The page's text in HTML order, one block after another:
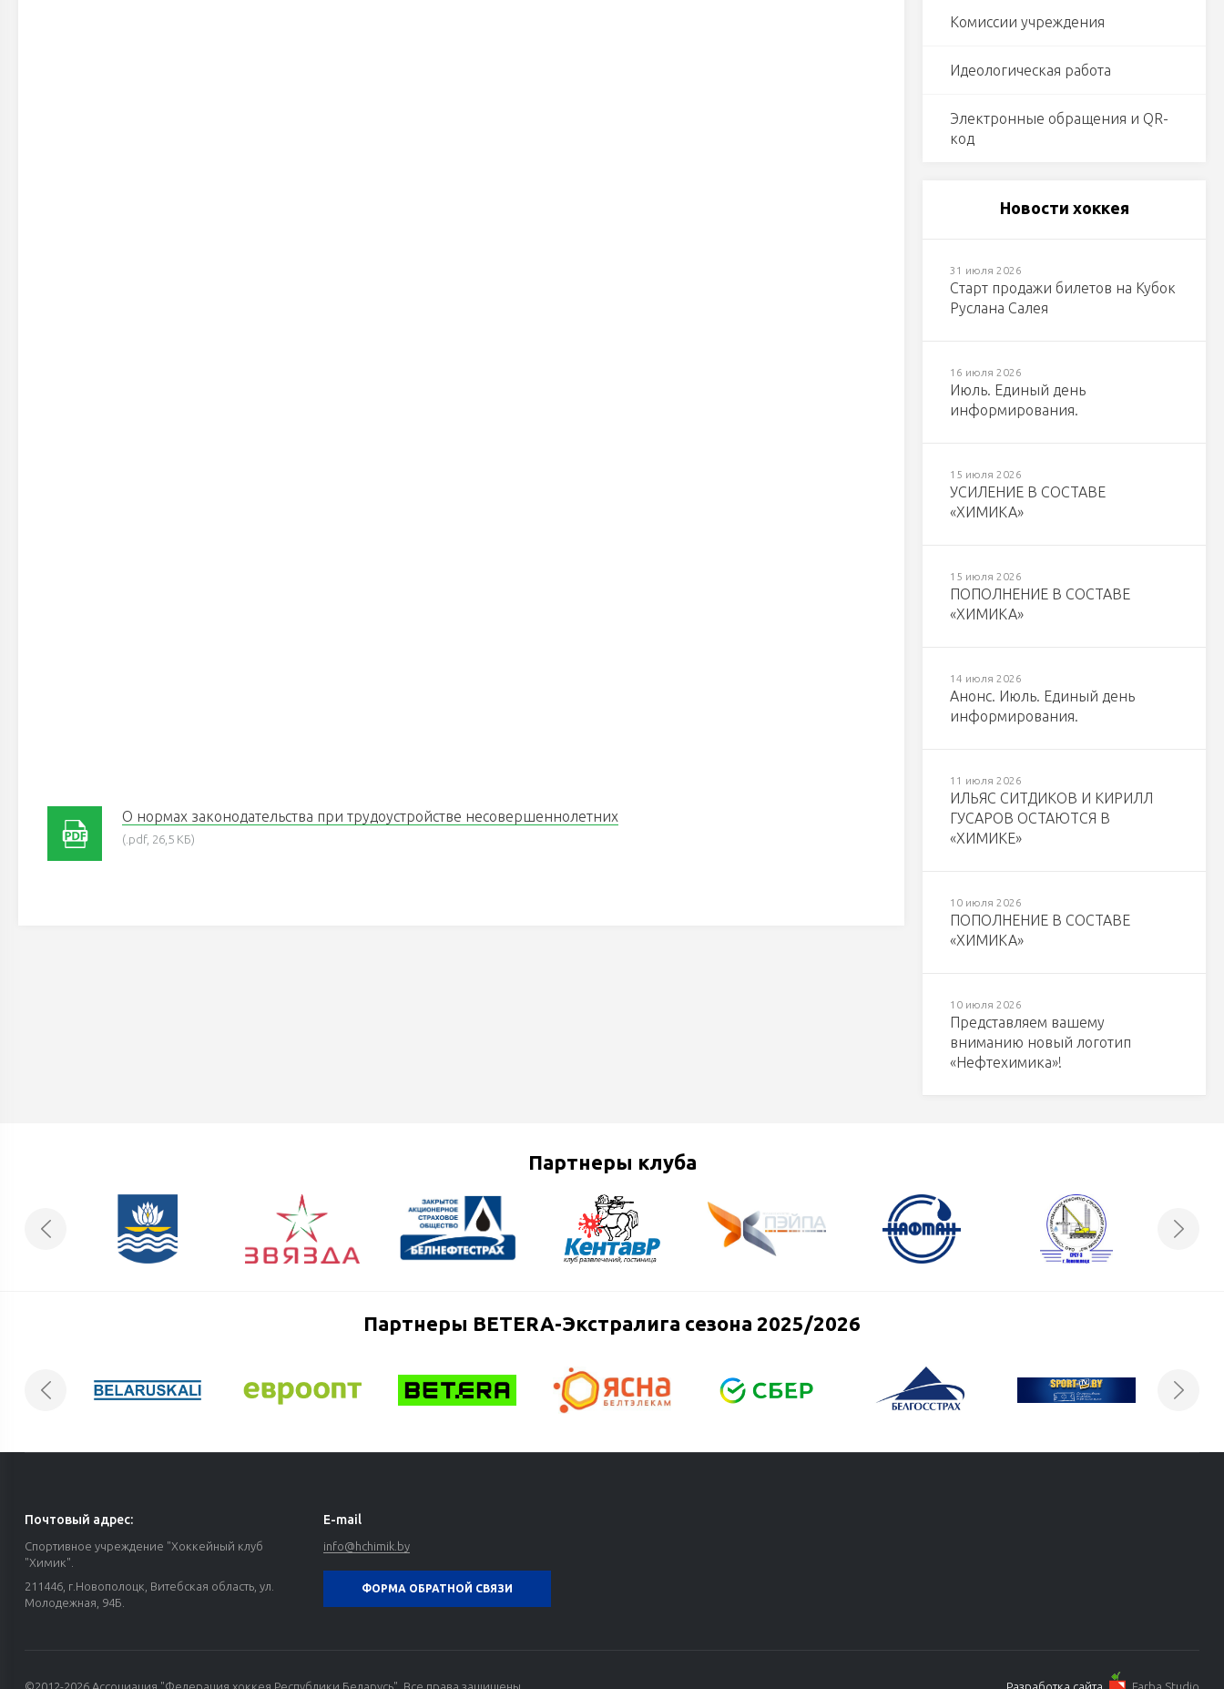
О нормах законодательства при трудоустройстве несовершеннолетних
(.pdf, 26,5 КБ)
Комиссии учреждения
Идеологическая работа
Электронные обращения и QR-
код
Новости хоккея
31 июля 2026
Старт продажи билетов на Кубок
Руслана Салея
16 июля 2026
Июль. Единый день
информирования.
15 июля 2026
УСИЛЕНИЕ В СОСТАВЕ
«ХИМИКА»
15 июля 2026
ПОПОЛНЕНИЕ В СОСТАВЕ
«ХИМИКА»
14 июля 2026
Анонс. Июль. Единый день
информирования.
11 июля 2026
ИЛЬЯС СИТДИКОВ И КИРИЛЛ
ГУСАРОВ ОСТАЮТСЯ В
«ХИМИКЕ»
10 июля 2026
ПОПОЛНЕНИЕ В СОСТАВЕ
«ХИМИКА»
10 июля 2026
Представляем вашему
вниманию новый логотип
«Нефтехимика»!
Партнеры клуба
Партнеры BETERA-Экстралига сезона 2025/2026
Почтовый адрес:
Спортивное учреждение "Хоккейный клуб
"Химик".
211446, г.Новополоцк, Витебская область, ул.
Молодежная, 94Б.
E-mail
info@hchimik.by
ФОРМА ОБРАТНОЙ СВЯЗИ
©2012-2026 Ассоциация "Федерация хоккея Республики Беларусь". Все права защищены. Разработка сайта Farba Studio